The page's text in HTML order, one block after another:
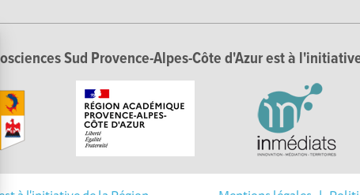
Sud Provence-Alpes-Côte d'Azur est à